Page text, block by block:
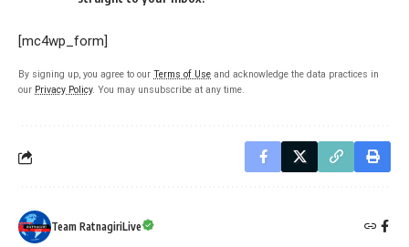
[mc4wp_form]
By signing up, you agree to our Terms of Use and acknowledge the data practices in
our Privacy Policy. You may unsubscribe at any time.
Team RatnagiriLive